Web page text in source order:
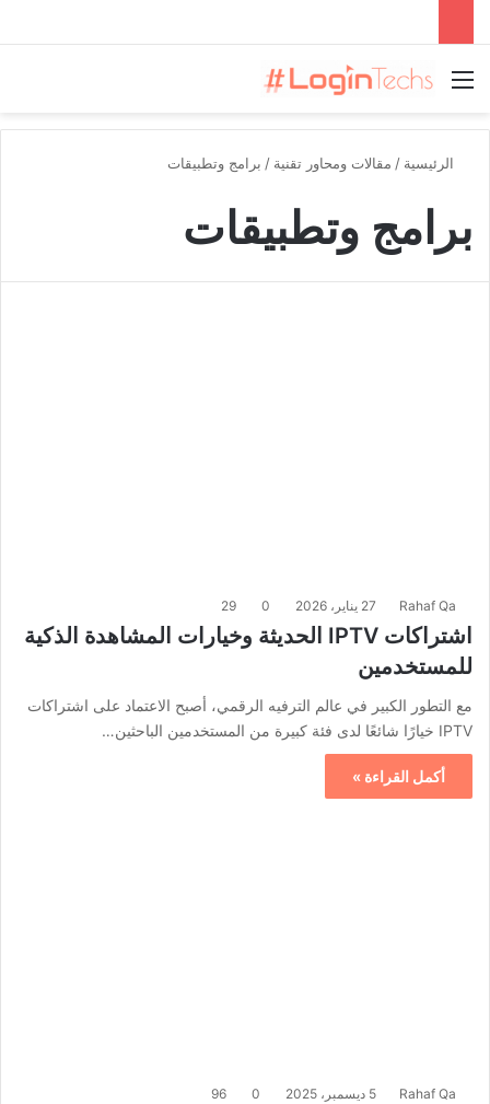
القائمة
الرئيسية / مقالات ومحاور تقنية / برامج وتطبيقات
برامج وتطبيقات
Rahaf Qa 27 يناير، 2026 0
29
اشتراكات IPTV الحديثة وخيارات المشاهدة الذكية
للمستخدمين
مع التطور الكبير في عالم الترفيه الرقمي، أصبح الاعتماد على اشتراكات
IPTV خيارًا شائعًا لدى فئة كبيرة من المستخدمين الباحثين…
أكمل القراءة »
Rahaf Qa 5 ديسمبر، 2025 0
96